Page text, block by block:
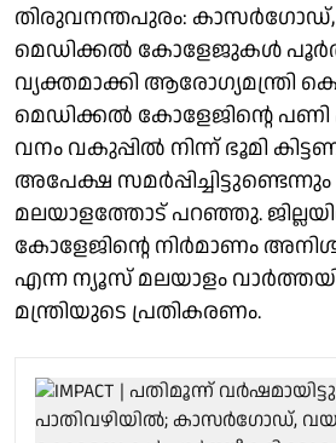
തിരുവനന്തപുരം: കാസർഗോഡ്,
മെഡിക്കൽ കോളേജുകൾ
വ്യക്തമാക്കി ആരോഗ്യമന്ത്രി
മെഡിക്കൽ കോളേജിൻ്റെ
വനം വകുപ്പിൽ നിന്ന് ഭൂമി
അപേക്ഷ
മലയാളത്തോട് പറഞ്ഞു.
കോളേജിന്റെ നിർമാണം
എന്ന ന്യൂസ് മലയാളം
മന്ത്രിയുടെ പ്രതികരണം.